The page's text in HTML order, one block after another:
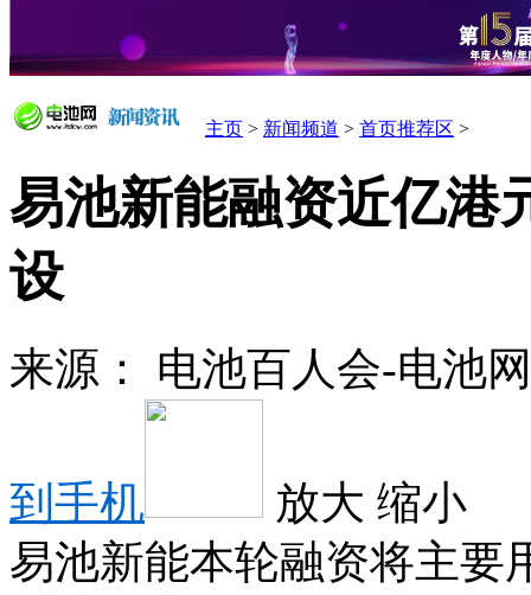
主页 > 新闻频道 > 首页推荐区 >
易池新能融资近亿港
设
来源： 电池百人会-电池
到手机 放大 缩小
易池新能本轮融资将主要